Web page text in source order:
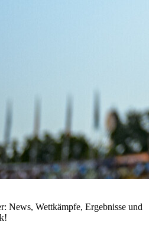
News, Wettkämpfe, Ergebnisse und